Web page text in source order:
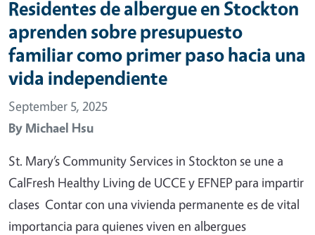
Residentes de albergue en Stockton
aprenden sobre presupuesto
familiar como primer paso hacia una
vida independiente
September 5, 2025
By Michael Hsu
St. Mary’s Community Services in Stockton se une a
CalFresh Healthy Living de UCCE y EFNEP para impartir
clases Contar con una vivienda permanente es de vital
importancia para quienes viven en albergues